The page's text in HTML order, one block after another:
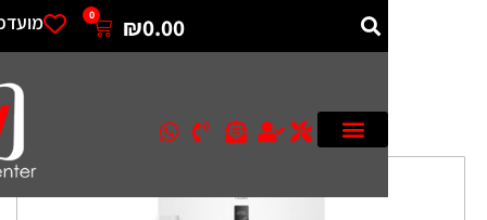
₪ מועדפים